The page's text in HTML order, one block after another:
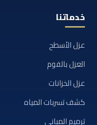
خدماتنا
عزل الأسطح
العزل بالفوم
عزل الخزانات
كشف تسربات المياه
ترميم المباني